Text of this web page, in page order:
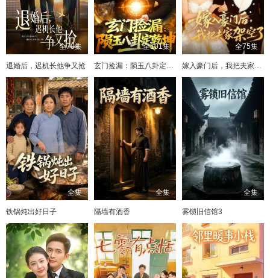
全70集
退婚后，迟机长他争又抢
全101集
玄门捡漏：陨玉八卦定乾坤
全75集
嫁入豪门后，我把夫家架空了
全集
铁锅炖出好日子
全集
隔墙有酒香
全集
雾锁旧信馆3